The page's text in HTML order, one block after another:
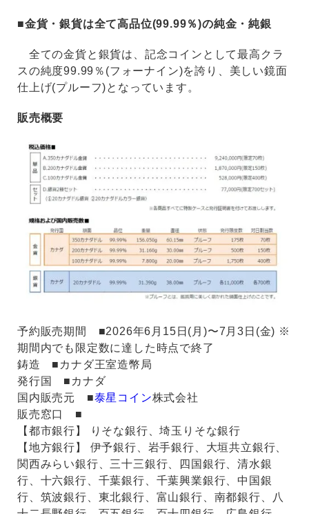
■⾦貨・銀貨は全て⾼品位(99.99％)の純⾦・純銀
全ての⾦貨と銀貨は、記念コインとして最⾼クラ
スの純度99.99％(フォーナイン)を誇り、美しい鏡⾯
仕上げ(プルーフ)となっています。
販売概要
予約販売期間 ■2026年6⽉15⽇(⽉)〜7⽉3⽇(⾦) ※
期間内でも限定数に達した時点で終了
鋳造 ■カナダ王室造幣局
発⾏国 ■カナダ
国内販売元 ■泰星コイン株式会社
販売窓⼝ ■
【都市銀⾏】 りそな銀⾏、埼⽟りそな銀⾏
【地⽅銀⾏】 伊予銀⾏、岩⼿銀⾏、⼤垣共⽴銀⾏、
関⻄みらい銀⾏、三⼗三銀⾏、四国銀⾏、清⽔銀
⾏、⼗六銀⾏、千葉銀⾏、千葉興業銀⾏、中国銀
⾏、筑波銀⾏、東北銀⾏、富⼭銀⾏、南都銀⾏、⼋